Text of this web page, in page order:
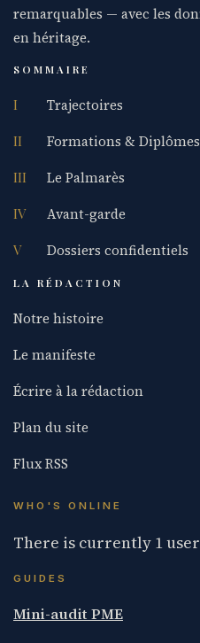
remarquables — avec les
en héritage.
SOMMAIRE
I Trajectoires
II Formations & Diplômes
III Le Palmarès
IV Avant-garde
V Dossiers confidentiels
LA RÉDACTION
Notre histoire
Le manifeste
Écrire à la rédaction
Plan du site
Flux RSS
WHO'S ONLINE
There is currently 1
GUIDES
Mini-audit PME